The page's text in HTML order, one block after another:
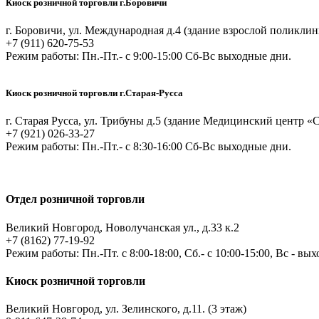
Киоск розничной торговли г.Боровичи
г. Боровичи, ул. Международная д.4 (здание взрослой
+7 (911) 620-75-53
Режим работы: Пн.-Пт.- с 9:00-15:00 Сб-Вс выходные дни.
Киоск розничной торговли г.Старая-Русса
г. Старая Русса, ул. Трибуны д.5 (здание Медицинский центр
+7 (921) 026-33-27
Режим работы: Пн.-Пт.- с 8:30-16:00 Сб-Вс выходные дни.
Отдел розничной торговли
Великий Новгород, Новолучанская ул., д.33 к.2
+7 (8162) 77-19-92
Режим работы: Пн.-Пт. с 8:00-18:00, Сб.- с 10:00-15:00, Вс -
Киоск розничной торговли
Великий Новгород, ул. Зелинского, д.11. (3 этаж)